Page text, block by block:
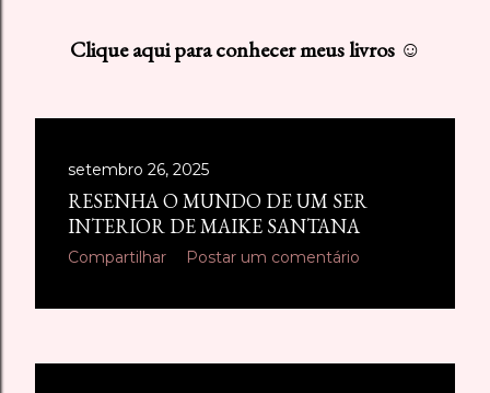
o
g
Clique aqui para conhecer meus livros ☺
setembro 26, 2025
RESENHA O MUNDO DE UM SER
INTERIOR DE MAIKE SANTANA
Compartilhar Postar um comentário